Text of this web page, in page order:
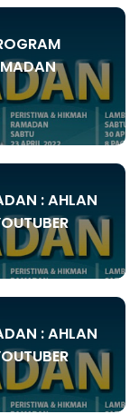
: AHLAN
: AHLAN